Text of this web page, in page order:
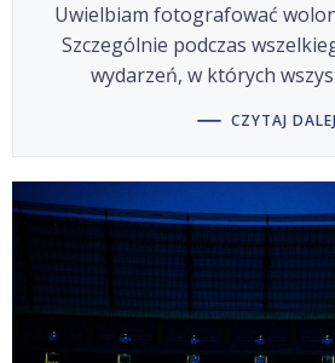
Uwielbiam fotografować
Szczególnie podczas
wydarzeń, w których
CZYTAJ